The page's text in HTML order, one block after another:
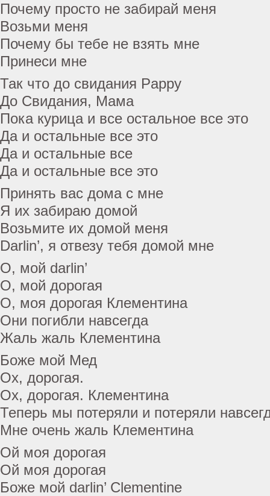
Почему просто не забирай меня
Возьми меня
Почему бы тебе не взять мне
Принеси мне
Так что до свидания Pappy
До Свидания, Мама
Пока курица и все остальное все это
Да и остальные все это
Да и остальные все
Да и остальные все это
Принять вас дома с мне
Я их забираю домой
Возьмите их домой меня
Darlin’, я отвезу тебя домой мне
О, мой darlin’
О, мой дорогая
О, моя дорогая Клементина
Они погибли навсегда
Жаль жаль Клементина
Боже мой Мед
Ох, дорогая.
Ох, дорогая. Клементина
Теперь мы потеряли и потеряли
Мне очень жаль Клементина
Ой моя дорогая
Ой моя дорогая
Боже мой darlin’ Clementine